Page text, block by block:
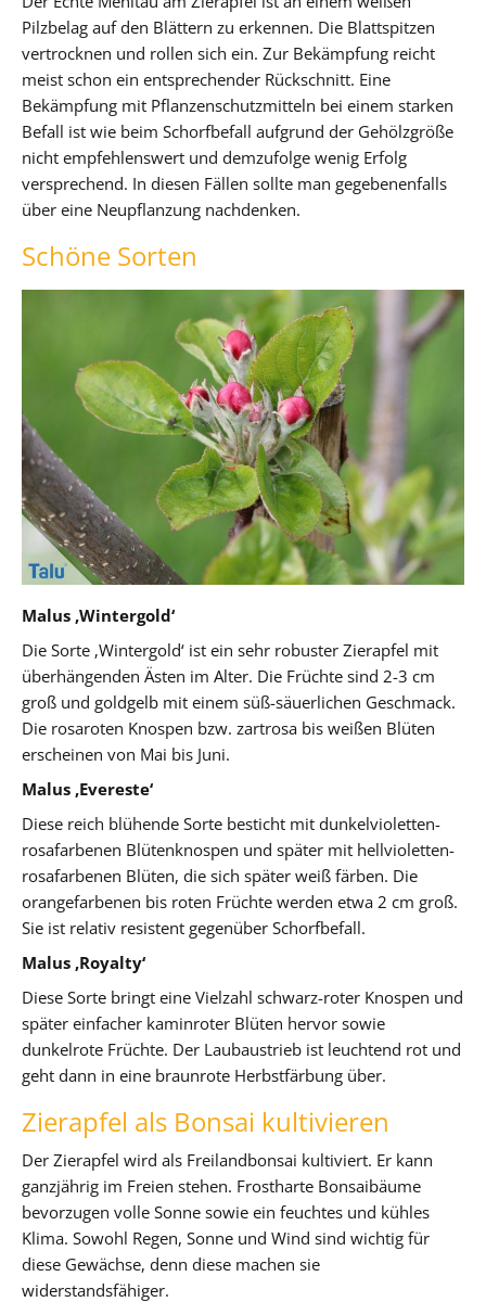
Pilzbelag auf den Blättern zu erkennen. Die Blattspitzen
vertrocknen und rollen sich ein. Zur Bekämpfung reicht
meist schon ein entsprechender Rückschnitt. Eine
Bekämpfung mit Pflanzenschutzmitteln bei einem starken
Befall ist wie beim Schorfbefall aufgrund der Gehölzgröße
nicht empfehlenswert und demzufolge wenig Erfolg
versprechend. In diesen Fällen sollte man gegebenenfalls
über eine Neupflanzung nachdenken.
Schöne Sorten
Malus ‚Wintergold‘
Die Sorte ‚Wintergold‘ ist ein sehr robuster Zierapfel mit
überhängenden Ästen im Alter. Die Früchte sind 2-3 cm
groß und goldgelb mit einem süß-säuerlichen Geschmack.
Die rosaroten Knospen bzw. zartrosa bis weißen Blüten
erscheinen von Mai bis Juni.
Malus ‚Evereste‘
Diese reich blühende Sorte besticht mit dunkelvioletten-
rosafarbenen Blütenknospen und später mit hellvioletten-
rosafarbenen Blüten, die sich später weiß färben. Die
orangefarbenen bis roten Früchte werden etwa 2 cm groß.
Sie ist relativ resistent gegenüber Schorfbefall.
Malus ‚Royalty‘
Diese Sorte bringt eine Vielzahl schwarz-roter Knospen und
später einfacher kaminroter Blüten hervor sowie
dunkelrote Früchte. Der Laubaustrieb ist leuchtend rot und
geht dann in eine braunrote Herbstfärbung über.
Zierapfel als Bonsai kultivieren
Der Zierapfel wird als Freilandbonsai kultiviert. Er kann
ganzjährig im Freien stehen. Frostharte Bonsaibäume
bevorzugen volle Sonne sowie ein feuchtes und kühles
Klima. Sowohl Regen, Sonne und Wind sind wichtig für
diese Gewächse, denn diese machen sie
widerstandsfähiger.